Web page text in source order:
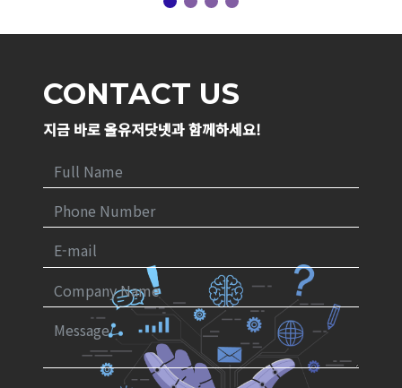
CONTACT US
지금 바로 올유저닷넷과 함께하세요!